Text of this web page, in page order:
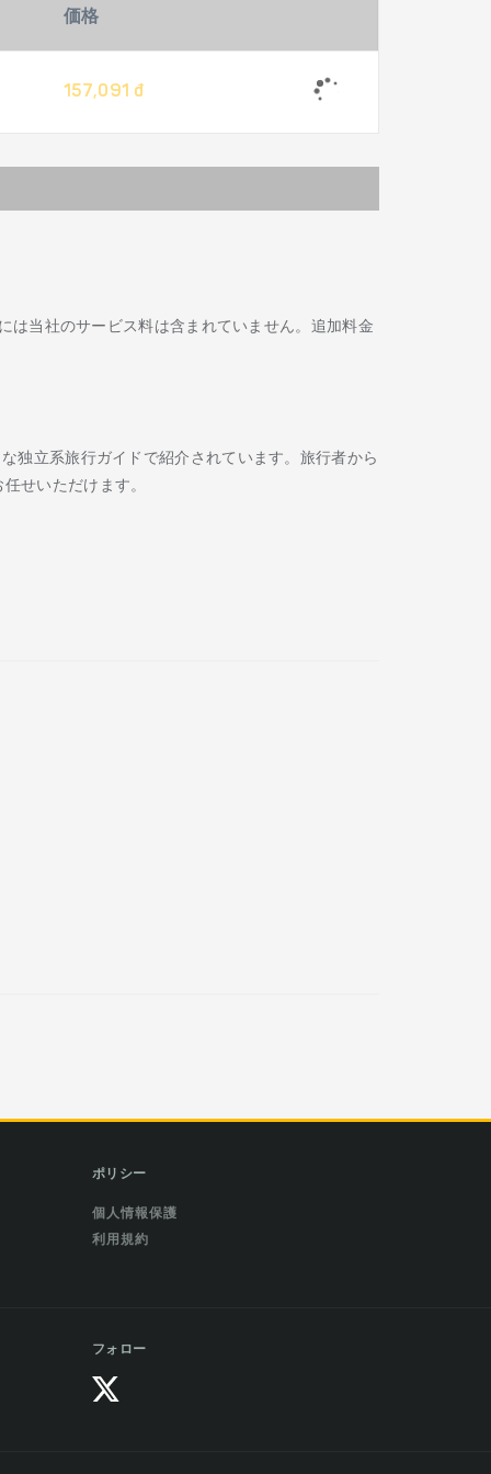
価格
157,091 đ
は当社のサービス料は含まれていません。追加料金
独立系旅行ガイドで紹介されています。旅行者から
せいただけます。
ポリシー
個人情報保護
利用規約
フォロー